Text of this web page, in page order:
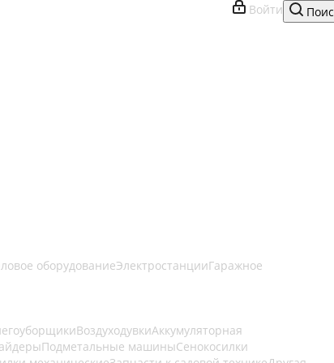
Войти
оборудованиеЭлектростанцииГаражное
ВоздуходувкиАккумуляторная
Подметальные машиныСенокосилки